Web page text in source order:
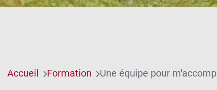
Accueil Formation Une équipe pour